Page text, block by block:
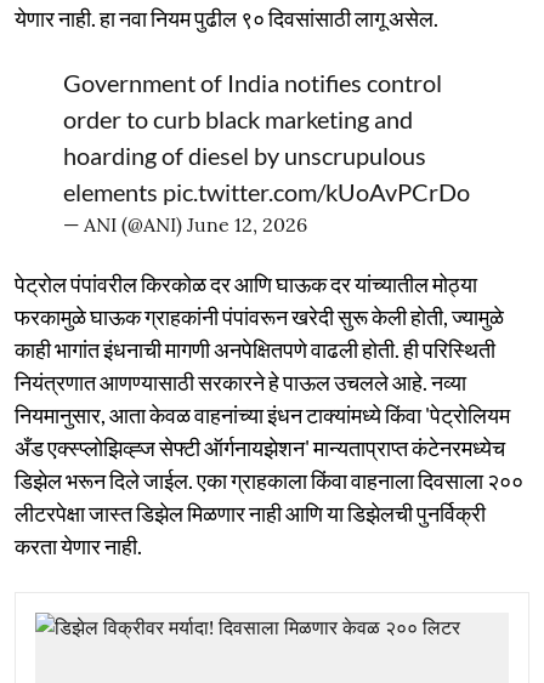
येणार नाही. हा नवा नियम पुढील ९० दिवसांसाठी लागू असेल.
Government of India notifies control
order to curb black marketing and
hoarding of diesel by unscrupulous
elements pic.twitter.com/kUoAvPCrDo
— ANI (@ANI) June 12, 2026
पेट्रोल पंपांवरील किरकोळ दर आणि घाऊक दर यांच्यातील मोठ्या
फरकामुळे घाऊक ग्राहकांनी पंपांवरून खरेदी सुरू केली होती, ज्यामुळे
काही भागांत इंधनाची मागणी अनपेक्षितपणे वाढली होती. ही परिस्थिती
नियंत्रणात आणण्यासाठी सरकारने हे पाऊल उचलले आहे. नव्या
नियमानुसार, आता केवळ वाहनांच्या इंधन टाक्यांमध्ये किंवा 'पेट्रोलियम
अँड एक्स्प्लोझिव्ह्ज सेफ्टी ऑर्गनायझेशन' मान्यताप्राप्त कंटेनरमध्येच
डिझेल भरून दिले जाईल. एका ग्राहकाला किंवा वाहनाला दिवसाला २००
लीटरपेक्षा जास्त डिझेल मिळणार नाही आणि या डिझेलची पुनर्विक्री
करता येणार नाही.